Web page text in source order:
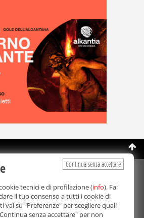
2003-2026
Srl- P.IVA 07064240828
parziale di tutti i contenuti, in qualunque
qualsiasi supporto è proibita.
giornalistica registrata. Autorizzazione del
Continua senza accettare
tecnici e di profilazione (info). Fai
il tuo consenso a tutti i cookie di
vai su "Preferenze" per scegliere quali
senza accettare" per non